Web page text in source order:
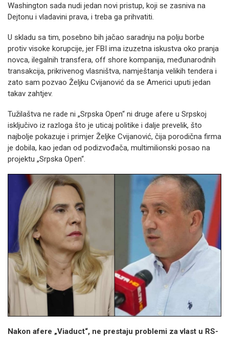
Washington sada nudi jedan novi pristup, koji se zasniva na
Dejtonu i vladavini prava, i treba ga prihvatiti.
U skladu sa tim, posebno bih jačao saradnju na polju borbe
protiv visoke korupcije, jer FBI ima izuzetna iskustva oko pranja
novca, ilegalnih transfera, off shore kompanija, međunarodnih
transakcija, prikrivenog vlasništva, namještanja velikih tendera i
zato sam pozvao Željku Cvijanović da se Americi uputi jedan
takav zahtjev.
Tužilaštva ne rade ni „Srpska Open“ ni druge afere u Srpskoj
isključivo iz razloga što je uticaj politike i dalje prevelik, što
najbolje pokazuje i primjer Željke Cvijanović, čija porodična firma
je dobila, kao jedan od podizvođača, multimilionski posao na
projektu „Srpska Open“.
Nakon afere „Viaduct“, ne prestaju problemi za vlast u RS-